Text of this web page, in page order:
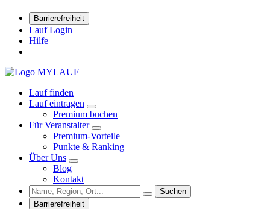
Barrierefreiheit
Lauf Login
Hilfe
Lauf finden
Lauf eintragen
Premium buchen
Für Veranstalter
Premium-Vorteile
Punkte & Ranking
Über Uns
Blog
Kontakt
Suchen
Barrierefreiheit